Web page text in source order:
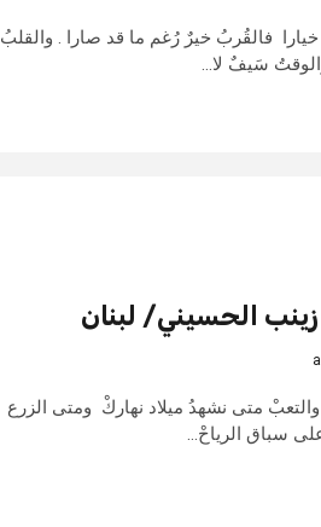
فالقُربُ خيرٌ رُغم ما قد صارا . والقلبُ
سَيفٌ لا...
الحسيني/ لبنان
متى نشهدُ ميلاد نهاركْ ومتى الزرع
سباق الرياحْ...